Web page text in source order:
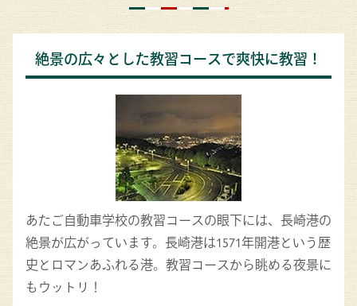
絶景の広々とした教習コースで爽快に教習！
あたご自動車学校の教習コースの眼下には、長崎港の
絶景が広がっています。長崎港は1571年開港という歴
史とロマンあふれる港。教習コースから眺める夜景に
もウットリ！